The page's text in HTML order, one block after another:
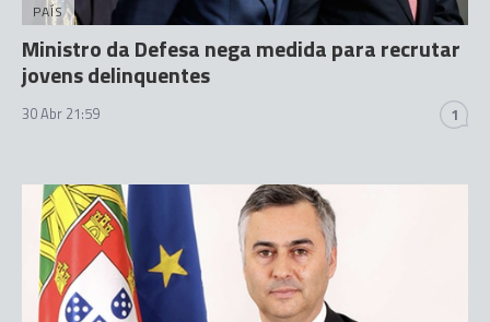
PAÍS
Ministro da Defesa nega medida para recrutar
jovens delinquentes
30 Abr 21:59 1